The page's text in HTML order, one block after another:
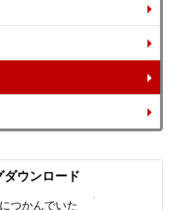
ダウンロード
つかんでいた